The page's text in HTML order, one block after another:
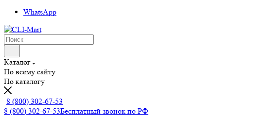
WhatsApp
Каталог
По всему сайту
По каталогу
8 (800) 302-67-53
8 (800) 302-67-53Бесплатный звонок по РФ